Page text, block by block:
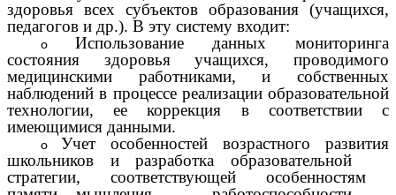
здоровья всех субъектов образования (учащихся,
педагогов и др.). В эту систему входит:
Использование данных мониторинга
состояния здоровья учащихся, проводимого
медицинскими работниками, и собственных
наблюдений в процессе реализации образовательной
технологии, ее коррекция в соответствии с
имеющимися данными.
Учет особенностей возрастного развития
школьников и разработка образовательной
стратегии, соответствующей особенностям